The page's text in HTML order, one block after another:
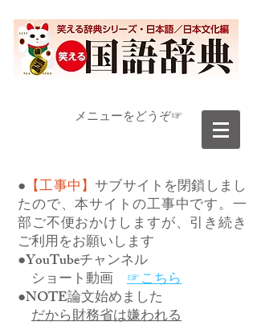
​メニューをどうぞ☞
● 【工事中】サブサイトを閉鎖しまし
たので、本サイトの工事中です。一
部ご不便おかけしますが、引き続き
ご利用をお願いします
●YouTubeチャンネル
ショート動画 ☞こちら
●NOTE論文始めました
だから財務省は嫌われる